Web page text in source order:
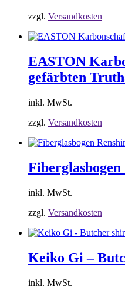
zzgl. Versandkosten
EASTON
gefärbten
inkl. MwSt.
zzgl. Versandkosten
Fiberglasbogen
inkl. MwSt.
zzgl. Versandkosten
Keiko Gi –
inkl. MwSt.